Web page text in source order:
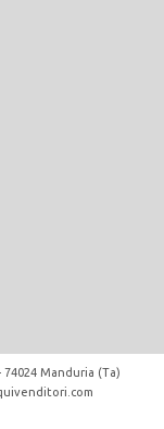
Manduria (Ta)